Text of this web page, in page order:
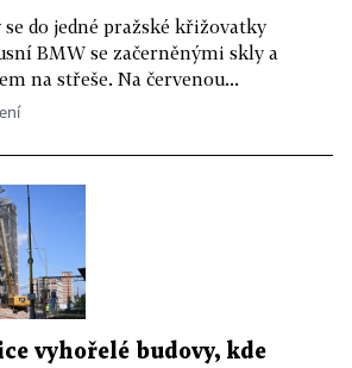
do jedné pražské křižovatky
BMW se začerněnými skly a
na střeše. Na červenou...
vyhořelé budovy, kde